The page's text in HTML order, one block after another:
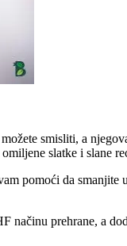
smisliti, a
slatke i slane
pomoći da
načinu prehrane, a